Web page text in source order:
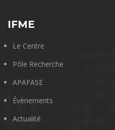
IFME
Le Centre
Pôle Recherche
APAFASE
Événements
Actualité